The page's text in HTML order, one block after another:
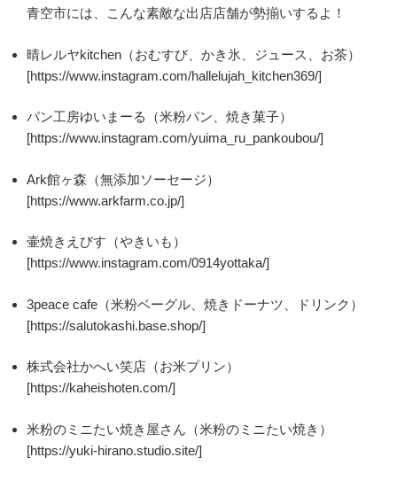
青空市には、こんな素敵な出店店舗が勢揃いするよ！
晴レルヤkitchen（おむすび、かき氷、ジュース、お茶）
[https://www.instagram.com/hallelujah_kitchen369/]
パン工房ゆいまーる（米粉パン、焼き菓子）
[https://www.instagram.com/yuima_ru_pankoubou/]
Ark館ヶ森（無添加ソーセージ）
[https://www.arkfarm.co.jp/]
壷焼きえびす（やきいも）
[https://www.instagram.com/0914yottaka/]
3peace cafe（米粉ベーグル、焼きドーナツ、ドリンク）
[https://salutokashi.base.shop/]
株式会社かへい笑店（お米プリン）
[https://kaheishoten.com/]
米粉のミニたい焼き屋さん（米粉のミニたい焼き）
[https://yuki-hirano.studio.site/]